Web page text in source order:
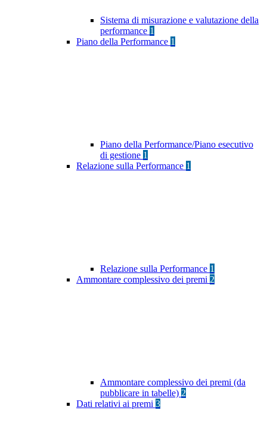
Sistema di misurazione e valutazione della
performance 1
Piano della Performance 1
Piano della Performance/Piano esecutivo
di gestione 1
Relazione sulla Performance 1
Relazione sulla Performance 1
Ammontare complessivo dei premi 2
Ammontare complessivo dei premi (da
pubblicare in tabelle) 2
Dati relativi ai premi 3